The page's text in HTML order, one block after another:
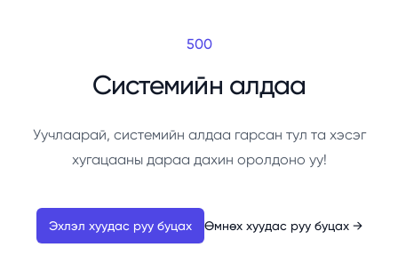
500
Системийн алдаа
Уучлаарай, системийн алдаа гарсан тул та хэсэг
хугацааны дараа дахин оролдоно уу!
Эхлэл хуудас руу буцах Өмнөх хуудас руу буцах →